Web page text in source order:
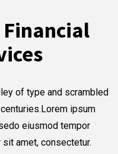
Financial
of type and scrambled
ipsum
eiusmod tempor
amet, consectetur.